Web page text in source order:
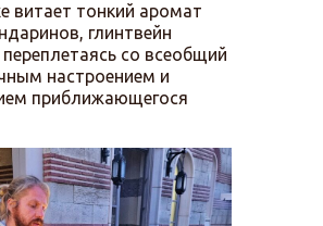
витает тонкий аромат
глинтвейн
со всеобщий
настроением и
приближающегося